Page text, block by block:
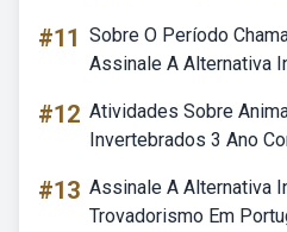
#11 Sobre O Período
Assinale A Alternativa
#12 Atividades Sobre
Invertebrados 3 Ano
#13 Assinale A Alternativa
Trovadorismo Em